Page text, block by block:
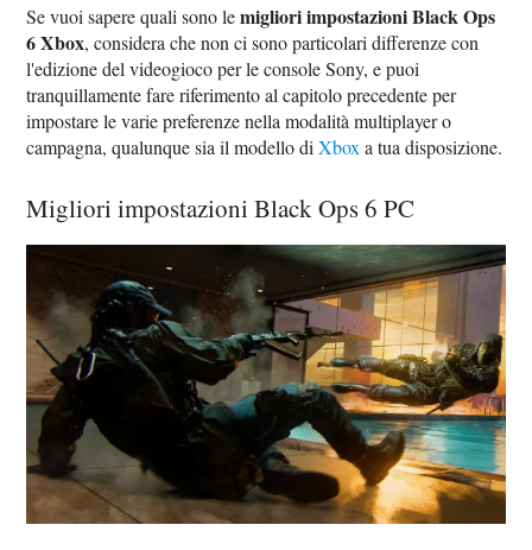
Se vuoi sapere quali sono lemigliori impostazioni Black Ops
6 Xbox, considera che non ci sono particolari differenze con
l'edizione del videogioco per le console Sony, e puoi
tranquillamente fare riferimento al capitolo precedente per
impostare le varie preferenze nella modalità multiplayer o
campagna, qualunque sia il modello diXbox a tua disposizione.
Migliori impostazioni Black Ops 6 PC